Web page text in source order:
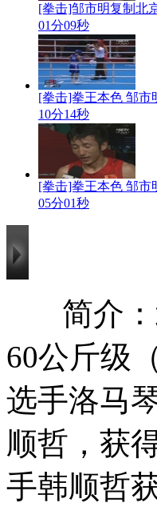
[拳击]邹市明复制北
01分09秒
[拳击]拳王本色 邹市
10分14秒
[拳击]拳王本色 邹市
05分01秒
简介
60公斤级
选手洛马
顺哲，获
手韩顺哲